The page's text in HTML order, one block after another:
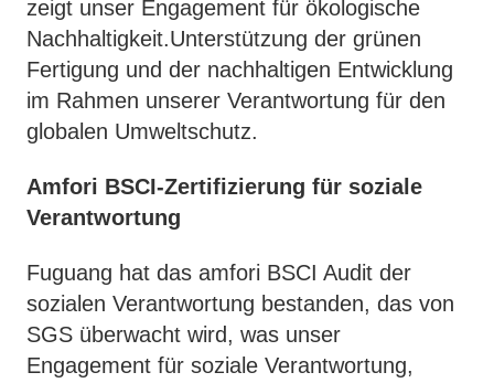
zeigt unser Engagement für ökologische
Nachhaltigkeit.Unterstützung der grünen
Fertigung und der nachhaltigen Entwicklung
im Rahmen unserer Verantwortung für den
globalen Umweltschutz.
Amfori BSCI-Zertifizierung für soziale
Verantwortung
Fuguang hat das amfori BSCI Audit der
sozialen Verantwortung bestanden, das von
SGS überwacht wird, was unser
Engagement für soziale Verantwortung,